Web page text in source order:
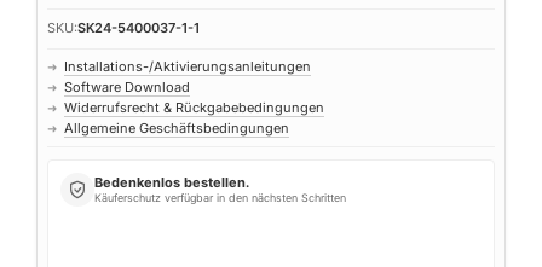
SKU:SK24-5400037-1-1
➜ Installations-/Aktivierungsanleitungen
➜ Software Download
➜ Widerrufsrecht & Rückgabebedingungen
➜ Allgemeine Geschäftsbedingungen
Bedenkenlos bestellen.
Käuferschutz verfügbar in den nächsten Schritten